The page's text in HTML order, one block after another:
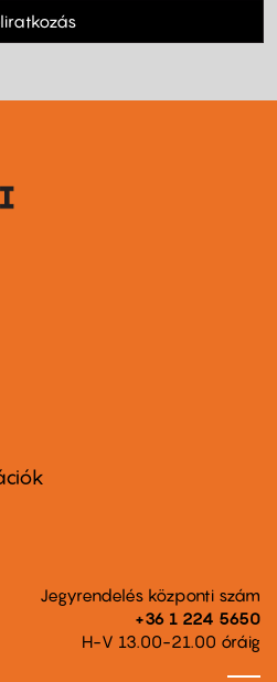
Jegyrendelés központi szám
+36 1 224 5650
H-V 13.00-21.00 óráig